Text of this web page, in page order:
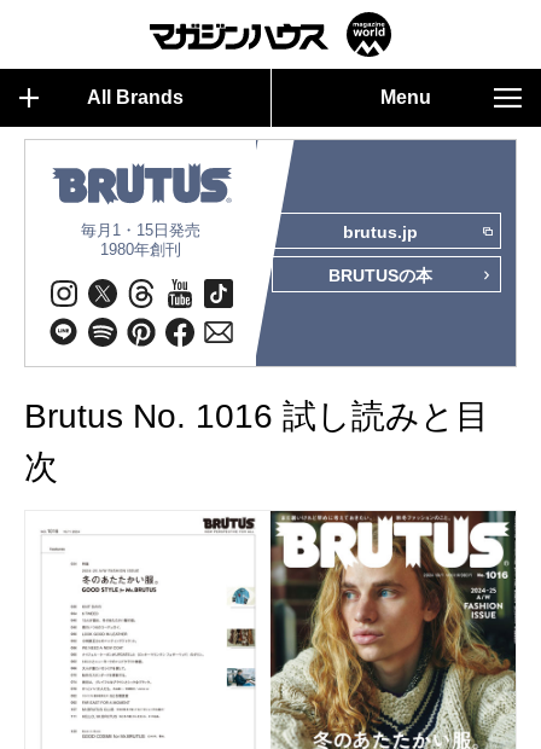
All Brands Menu
毎月1・15日発売
1980年創刊
brutus.jp
BRUTUSの本
Brutus No. 1016 試し読みと目
次